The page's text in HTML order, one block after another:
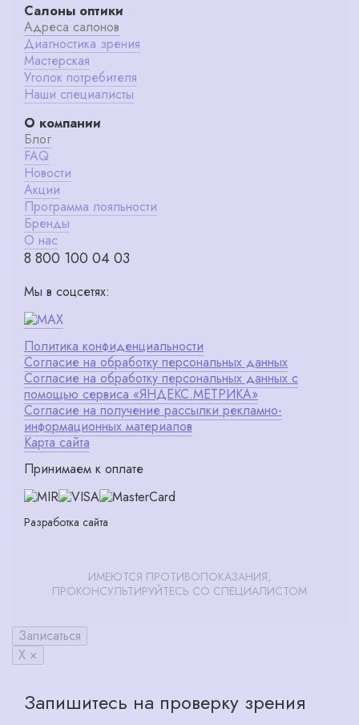
Салоны оптики
Адреса салонов
Диагностика зрения
Мастерская
Уголок потребителя
Наши специалисты
О компании
Блог
FAQ
Новости
Акции
Программа лояльности
Бренды
О нас
8 800 100 04 03
Мы в соцсетях:
Политика конфиденциальности
Согласие на обработку персональных данных
Согласие на обработку персональных данных с
помощью сервиса «ЯНДЕКС.МЕТРИКА»
Согласие на получение рассылки рекламно-
информационных материалов
Карта сайта
Принимаем к оплате
Разработка сайта
ИМЕЮТСЯ ПРОТИВОПОКАЗАНИЯ,
ПРОКОНСУЛЬТИРУЙТЕСЬ СО СПЕЦИАЛИСТОМ
Записаться
X ×
Запишитесь на проверку зрения